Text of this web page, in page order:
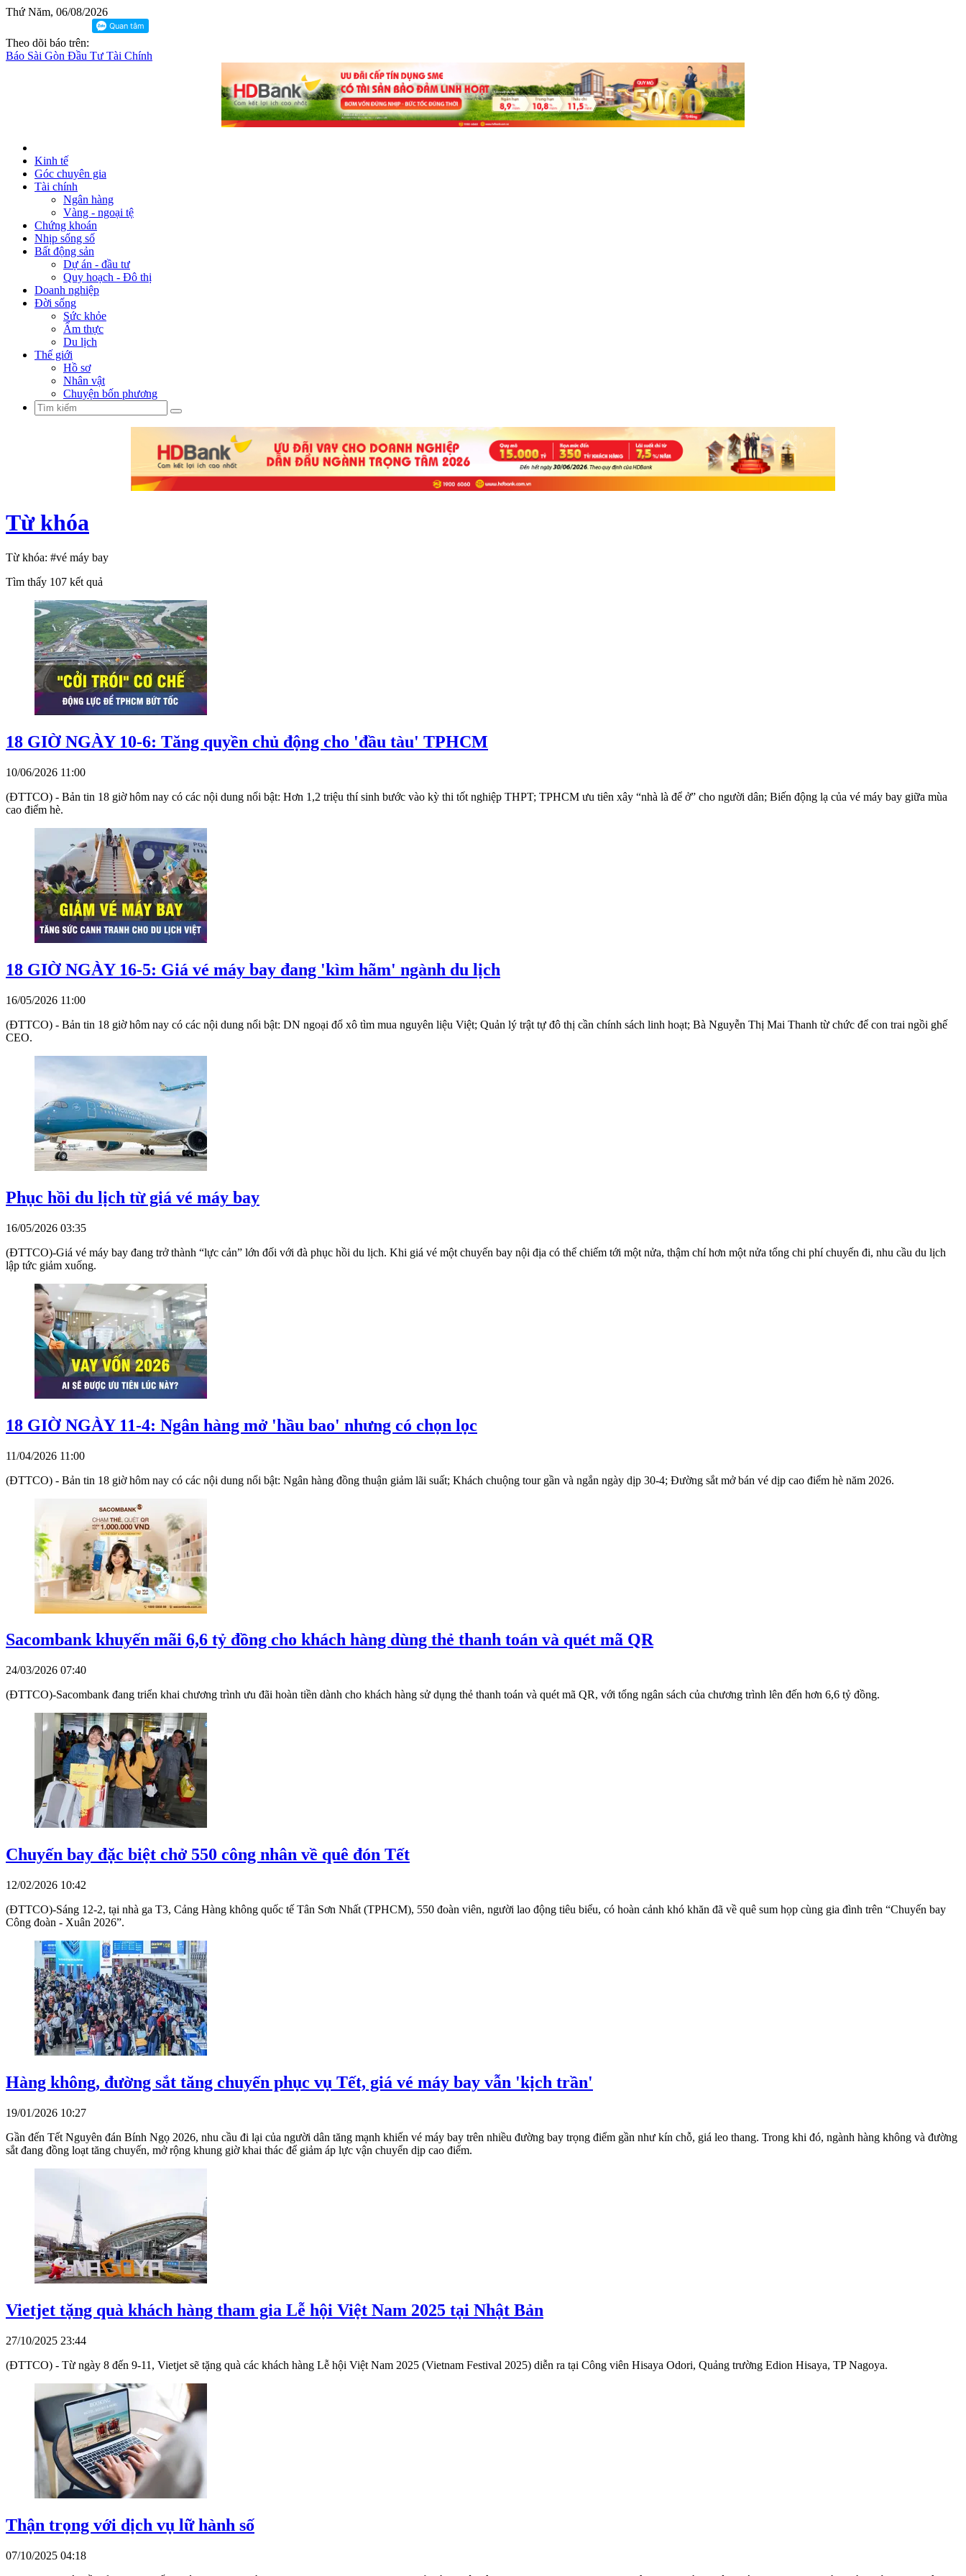
Thứ Năm, 06/08/2026
Theo dõi báo trên:
Báo Sài Gòn Đầu Tư Tài Chính
Kinh tế
Góc chuyên gia
Tài chính
Ngân hàng
Vàng - ngoại tệ
Chứng khoán
Nhịp sống số
Bất động sản
Dự án - đầu tư
Quy hoạch - Đô thị
Doanh nghiệp
Đời sống
Sức khỏe
Ẩm thực
Du lịch
Thế giới
Hồ sơ
Nhân vật
Chuyện bốn phương
Từ khóa
Từ khóa: #vé máy bay
Tìm thấy 107 kết quả
18 GIỜ NGÀY 10-6: Tăng quyền chủ động cho 'đầu tàu' TPHCM
10/06/2026 11:00
(ĐTTCO) - Bản tin 18 giờ hôm nay có các nội dung nổi bật: Hơn 1,2 triệu thí sinh bước vào kỳ thi tốt nghiệp THPT; TPHCM ưu tiên xây “nhà là để ở” cho người dân; Biến động lạ của vé máy bay giữa mùa
cao điểm hè.
18 GIỜ NGÀY 16-5: Giá vé máy bay đang 'kìm hãm' ngành du lịch
16/05/2026 11:00
(ĐTTCO) - Bản tin 18 giờ hôm nay có các nội dung nổi bật: DN ngoại đổ xô tìm mua nguyên liệu Việt; Quản lý trật tự đô thị cần chính sách linh hoạt; Bà Nguyễn Thị Mai Thanh từ chức để con trai ngồi ghế
CEO.
Phục hồi du lịch từ giá vé máy bay
16/05/2026 03:35
(ĐTTCO)-Giá vé máy bay đang trở thành “lực cản” lớn đối với đà phục hồi du lịch. Khi giá vé một chuyến bay nội địa có thể chiếm tới một nửa, thậm chí hơn một nửa tổng chi phí chuyến đi, nhu cầu du lịch
lập tức giảm xuống.
18 GIỜ NGÀY 11-4: Ngân hàng mở 'hầu bao' nhưng có chọn lọc
11/04/2026 11:00
(ĐTTCO) - Bản tin 18 giờ hôm nay có các nội dung nổi bật: Ngân hàng đồng thuận giảm lãi suất; Khách chuộng tour gần và ngắn ngày dịp 30-4; Đường sắt mở bán vé dịp cao điểm hè năm 2026.
Sacombank khuyến mãi 6,6 tỷ đồng cho khách hàng dùng thẻ thanh toán và quét mã QR
24/03/2026 07:40
(ĐTTCO)-Sacombank đang triển khai chương trình ưu đãi hoàn tiền dành cho khách hàng sử dụng thẻ thanh toán và quét mã QR, với tổng ngân sách của chương trình lên đến hơn 6,6 tỷ đồng.
Chuyến bay đặc biệt chở 550 công nhân về quê đón Tết
12/02/2026 10:42
(ĐTTCO)-Sáng 12-2, tại nhà ga T3, Cảng Hàng không quốc tế Tân Sơn Nhất (TPHCM), 550 đoàn viên, người lao động tiêu biểu, có hoàn cảnh khó khăn đã về quê sum họp cùng gia đình trên “Chuyến bay
Công đoàn - Xuân 2026”.
Hàng không, đường sắt tăng chuyến phục vụ Tết, giá vé máy bay vẫn 'kịch trần'
19/01/2026 10:27
Gần đến Tết Nguyên đán Bính Ngọ 2026, nhu cầu đi lại của người dân tăng mạnh khiến vé máy bay trên nhiều đường bay trọng điểm gần như kín chỗ, giá leo thang. Trong khi đó, ngành hàng không và đường
sắt đang đồng loạt tăng chuyến, mở rộng khung giờ khai thác để giảm áp lực vận chuyển dịp cao điểm.
Vietjet tặng quà khách hàng tham gia Lễ hội Việt Nam 2025 tại Nhật Bản
27/10/2025 23:44
(ĐTTCO) - Từ ngày 8 đến 9-11, Vietjet sẽ tặng quà các khách hàng Lễ hội Việt Nam 2025 (Vietnam Festival 2025) diễn ra tại Công viên Hisaya Odori, Quảng trường Edion Hisaya, TP Nagoya.
Thận trọng với dịch vụ lữ hành số
07/10/2025 04:18